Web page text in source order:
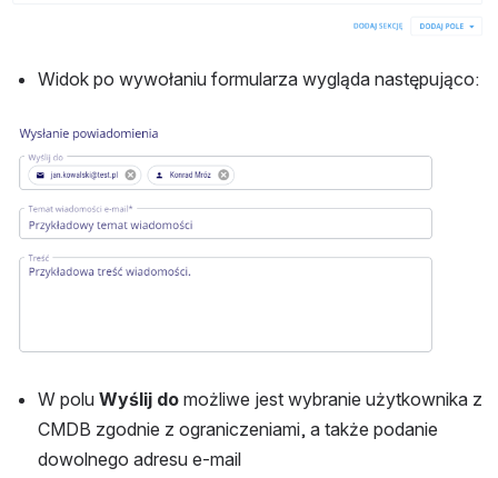
Widok po wywołaniu formularza wygląda następująco:
Otwórz
W polu Wyślij do możliwe jest wybranie użytkownika z
CMDB zgodnie z ograniczeniami, a także podanie
dowolnego adresu e-mail